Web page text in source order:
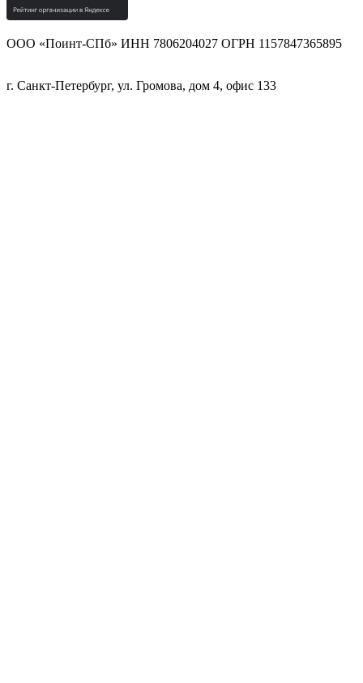
ООО «Поинт-СПб» ИНН 7806204027 ОГРН 1157847365895
г. Санкт-Петербург, ул. Громова, дом 4, офис 133